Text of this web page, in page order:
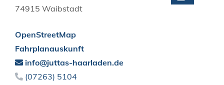
74915 Waibstadt
OpenStreetMap
Fahrplanauskunft
info@juttas-haarladen.de
(07263) 51 04